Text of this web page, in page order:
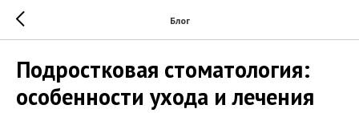
Блог
Подростковая стоматология:
особенности ухода и лечения